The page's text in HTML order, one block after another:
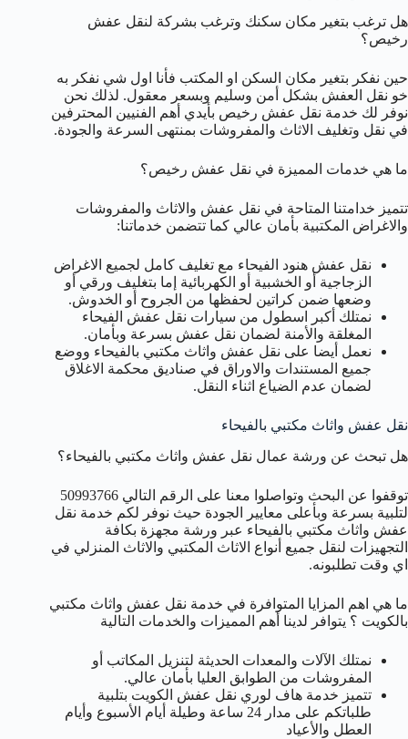
هل ترغب بتغير مكان سكنك وترغب بشركة لنقل عفش
رخيص؟
حين نفكر بتغير مكان السكن او المكتب فأنا اول شي نفكر به
خو نقل العفش بشكل أمن وسليم وبسعر معقول. لذلك نحن
نوفر لك خدمة نقل عفش رخيص بأيدي أهم الفنيين المحترفين
في نقل وتغليف الاثاث والمفروشات بمنتهى السرعة والجودة.
ما هي خدمات المميزة في نقل عفش رخيص؟
تتميز خدامتنا المتاحة في نقل عفش والاثاث والمفروشات
والاغراض المكتبية بأمان عالي كما تتضمن خدماتنا:
نقل عفش هنود الفيحاء مع تغليف كامل لجميع الاغراض
الزجاجية أو الخشبية أو الكهربائية إما بتغليف ورقي أو
وضعها ضمن كراتين لحفظها من الجروح أو الخدوش.
نمتلك أكبر اسطول من سيارات نقل عفش الفيحاء
المغلقة والأمنة لضمان نقل عفش بسرعة وبأمان.
نعمل أيضا على نقل عفش واثاث مكتبي بالفيحاء ووضع
جميع المستندات والاوراق في صناديق محكمة الاغلاق
لضمان عدم الضياع اثناء النقل.
نقل عفش واثاث مكتبي بالفيحاء
هل تبحث عن ورشة عمال نقل عفش واثاث مكتبي بالفيحاء؟
توقفوا عن البحث وتواصلوا معنا على الرقم التالي 50993766
لتلبية بسرعة وبأعلى معايير الجودة حيث نوفر لكم خدمة نقل
عفش واثاث مكتبي بالفيحاء عبر ورشة مجهزة بكافة
التجهيزات لنقل جميع أنواع الاثاث المكتبي والاثاث المنزلي في
اي وقت تطلبونه.
ما هي اهم المزايا المتوافرة في خدمة نقل عفش واثاث مكتبي
بالكويت ؟ يتوافر لدينا أهم المميزات والخدمات التالية
نمتلك الآلات والمعدات الحديثة لتنزيل المكاتب أو
المفروشات من الطوابق العليا بأمان عالي.
تتميز خدمة هاف لوري نقل عفش الكويت بتلبية
طلباتكم على مدار 24 ساعة وطيلة أيام الأسبوع وأيام
العطل والأعياد